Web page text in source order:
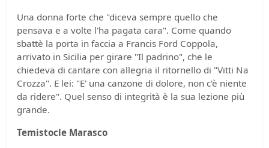
Una donna forte che "diceva sempre quello che
pensava e a volte l'ha pagata cara". Come quando
sbattè la porta in faccia a Francis Ford Coppola,
arrivato in Sicilia per girare "Il padrino", che le
chiedeva di cantare con allegria il ritornello di "Vitti Na
Crozza". E lei: "E' una canzone di dolore, non c'è niente
da ridere". Quel senso di integrità è la sua lezione più
grande.
Temistocle Marasco